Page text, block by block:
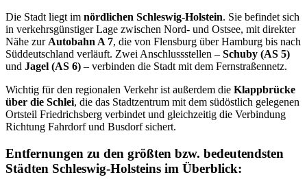
Die Stadt liegt im nördlichen Schleswig-Holstein. Sie befindet sich
in verkehrsgünstiger Lage zwischen Nord- und Ostsee, mit direkter
Nähe zur Autobahn A 7, die von Flensburg über Hamburg bis nach
Süddeutschland verläuft. Zwei Anschlussstellen – Schuby (AS 5)
und Jagel (AS 6) – verbinden die Stadt mit dem Fernstraßennetz.
Wichtig für den regionalen Verkehr ist außerdem die Klappbrücke
über die Schlei, die das Stadtzentrum mit dem südöstlich gelegenen
Ortsteil Friedrichsberg verbindet und gleichzeitig die Verbindung
Richtung Fahrdorf und Busdorf sichert.
Entfernungen zu den größten bzw. bedeutendsten
Städten Schleswig-Holsteins im Überblick: